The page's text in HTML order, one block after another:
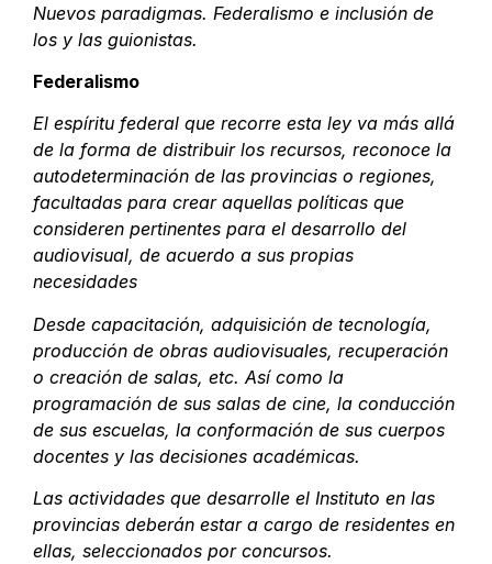
Nuevos paradigmas. Federalismo e inclusión de
los y las guionistas.
Federalismo
El espíritu federal que recorre esta ley va más allá
de la forma de distribuir los recursos, reconoce la
autodeterminación de las provincias o regiones,
facultadas para crear aquellas políticas que
consideren pertinentes para el desarrollo del
audiovisual, de acuerdo a sus propias
necesidades
Desde capacitación, adquisición de tecnología,
producción de obras audiovisuales, recuperación
o creación de salas, etc. Así como la
programación de sus salas de cine, la conducción
de sus escuelas, la conformación de sus cuerpos
docentes y las decisiones académicas.
Las actividades que desarrolle el Instituto en las
provincias deberán estar a cargo de residentes en
ellas, seleccionados por concursos.